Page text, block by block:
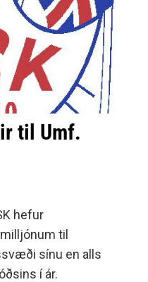
til Umf.
hefur
til
sínu en alls
í ár.